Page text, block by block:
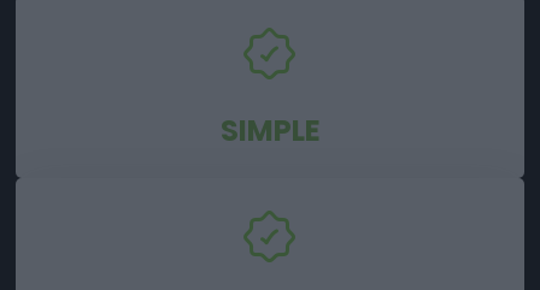
SIMPLE